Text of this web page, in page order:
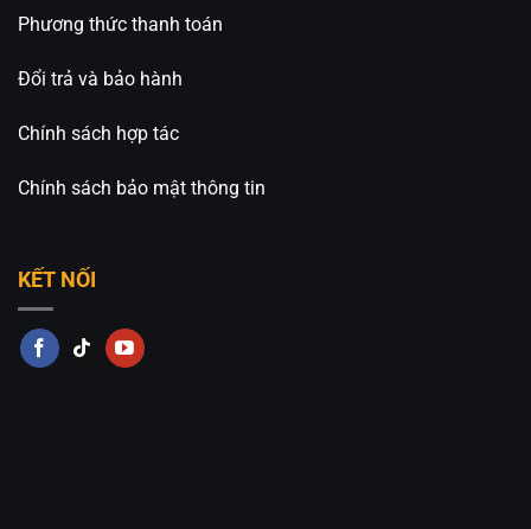
Phương thức thanh toán
Đổi trả và bảo hành
Chính sách hợp tác
Chính sách bảo mật thông tin
KẾT NỐI